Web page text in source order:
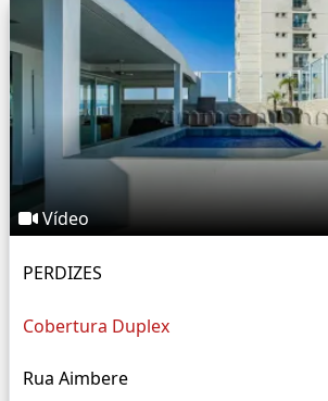
Vídeo
PERDIZES
Cobertura Duplex
Rua Aimbere